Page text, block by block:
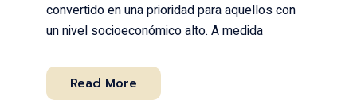
convertido en una prioridad para aquellos con
un nivel socioeconómico alto. A medida
Read More